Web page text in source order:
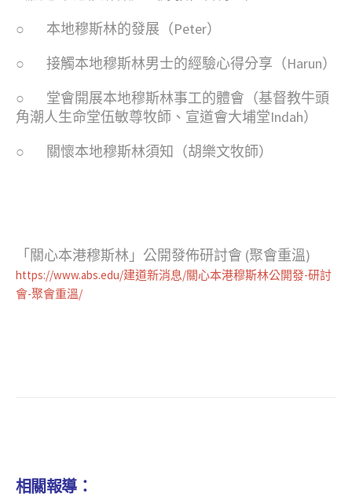
○ 本地穆斯林的發展（Peter）
○ 接觸本地穆斯林男士的經驗心得分享（Harun）
○ 堂會開展本地穆斯林事工的體會（基督教牛頭
角潮人生命堂伍敏尊牧師、宣道會大埔堂Indah）
○ 關懷本地穆斯林須知（胡樂文牧師）
「關心本港穆斯林」公開發佈研討會 (聚會重溫)
https://www.abs.edu/建道新消息/關心本港穆斯林公開發-研討
會-聚會重溫/
相關報導：